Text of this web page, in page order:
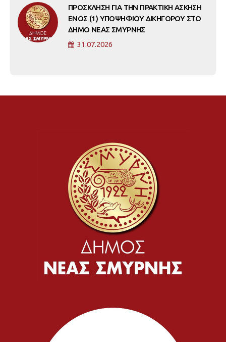
ΠΡΟΣΚΛΗΣΗ ΓΙΑ ΤΗΝ ΠΡΑΚΤΙΚΗ ΑΣΚΗΣΗ
ΕΝΟΣ (1) ΥΠΟΨΗΦΙΟΥ ΔΙΚΗΓΟΡΟΥ ΣΤΟ
ΔΗΜΟ ΝΕΑΣ ΣΜΥΡΝΗΣ
31.07.2026